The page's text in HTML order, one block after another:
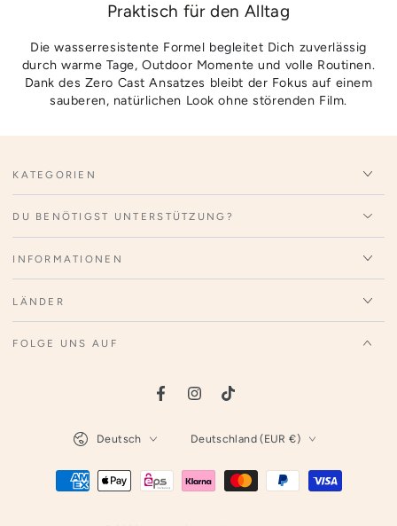
Praktisch für den Alltag
Die wasserresistente Formel begleitet Dich zuverlässig
durch warme Tage, Outdoor Momente und volle Routinen.
Dank des Zero Cast Ansatzes bleibt der Fokus auf einem
sauberen, natürlichen Look ohne störenden Film.
KATEGORIEN
DU BENÖTIGST UNTERSTÜTZUNG?
INFORMATIONEN
LÄNDER
FOLGE UNS AUF
FacebookInstagram
TikTok
Deutsch Deutschland (EUR €)
Zahlungsmöglichkeiten